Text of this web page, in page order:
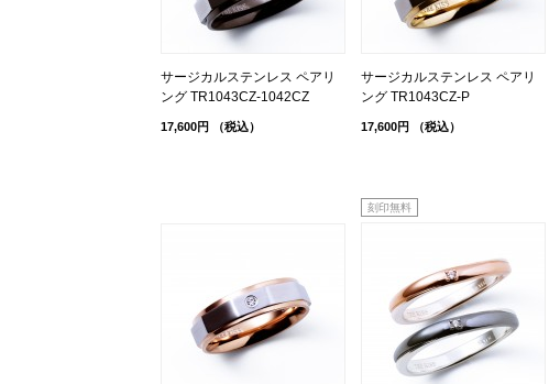
サージカルステンレス ペアリ
ング TR1043CZ-1042CZ
17,600円 （税込）
サージカルステンレス ペアリ
ング TR1043CZ-P
17,600円 （税込）
刻印無料